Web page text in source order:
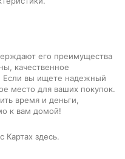
его преимущества
качественное
Если вы ищете надежный
место для ваших покупок.
время и деньги,
к вам домой!
Картах здесь.